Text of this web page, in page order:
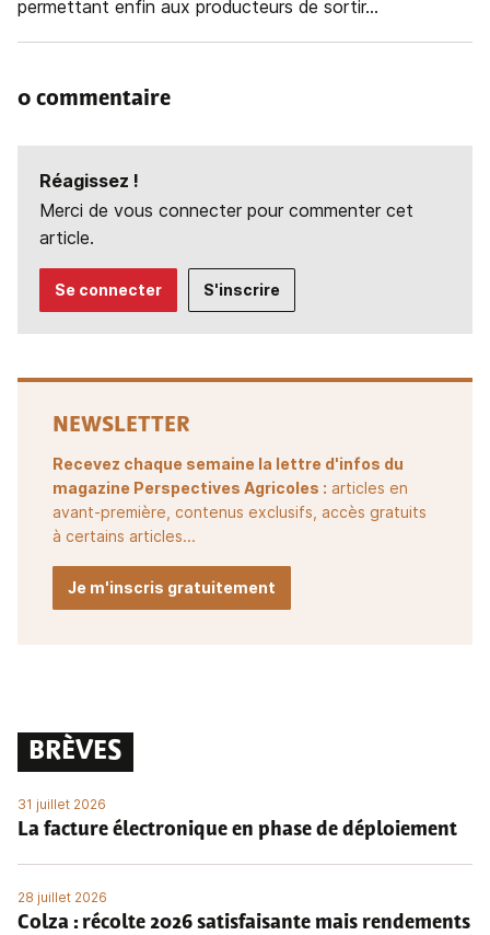
permettant enfin aux producteurs de sortir...
0 commentaire
Réagissez !
Merci de vous connecter pour commenter cet
article.
Se connecter S'inscrire
NEWSLETTER
Recevez chaque semaine la lettre d'infos du
magazine Perspectives Agricoles : articles en
avant-première, contenus exclusifs, accès gratuits
à certains articles...
Je m'inscris gratuitement
BRÈVES
31 juillet 2026
La facture électronique en phase de déploiement
28 juillet 2026
Colza : récolte 2026 satisfaisante mais rendements